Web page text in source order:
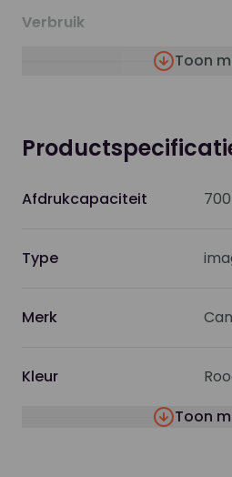
Verbruik
Inkttank
Afdruktechnologie
inbegrepen
Inktcapaciteit
Informatie over
Toon
Afdrukcapaciteit
Type
Merk
Kleur
Toon